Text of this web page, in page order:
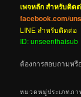
เพจหลัก สำหรับติด
facebook.com/
LINE สำหรับติดต่อ
ID: unseenthaisub
ต้องการสอบถามห
หมวดหมู่ประเภทภา